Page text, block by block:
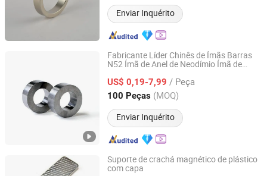
Enviar Inquérito
Fabricante Líder Chinês de Ímãs Barras
N52 Ímã de Anel de Neodímio Ímã de
US$ 0,19-7,99 / Peça
100 Peças (MOQ)
Enviar Inquérito
Hangzhou SDM Magnetics Co., Ltd.
Zhejiang, China Desde 2014
Suporte de crachá magnético de plástico
com capa
Hangzhou Yangyi Magnetics Co., Ltd.